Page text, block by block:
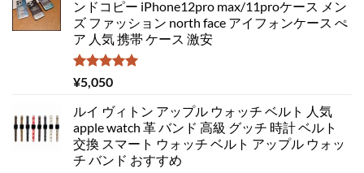
ンドコピー iPhone12pro max/11proケース メン
ズ ファッション north face アイフォンケース ぺ
ア 人気 携帯 ケース 激安
5段階中
5.00
¥5,050
ルイ ヴィトン アップル ウォッチ ベルト 人気
apple watch 革 バンド 高級 グッチ 時計 ベルト
交換 スマート ウォッチ ベルト アップル ウォッ
チ バンド おすすめ